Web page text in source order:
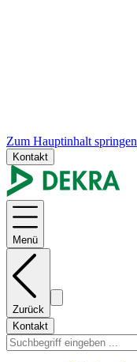
Zum Hauptinhalt springen
Kontakt
Menü
Zurück
Kontakt